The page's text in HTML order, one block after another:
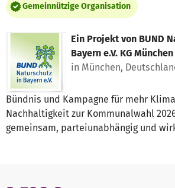
Gemeinnützige Organisation
Ein Projekt von BUND
Bayern e.V. KG München
in München,
Bündnis und Kampagne für mehr
Nachhaltigkeit zur Kommunalwahl
gemeinsam, parteiunabhängig und